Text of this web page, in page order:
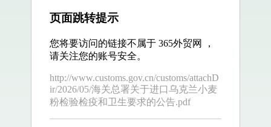
页面跳转提示
您将要访问的链接不属于 365外贸网 ，
请关注您的账号安全。
http://www.customs.gov.cn/customs/attachD
ir/2026/05/海关总署关于进口乌克兰小麦
粉检验检疫和卫生要求的公告.pdf